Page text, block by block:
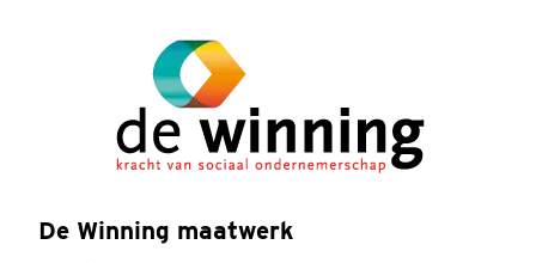
De Winning maatwerk